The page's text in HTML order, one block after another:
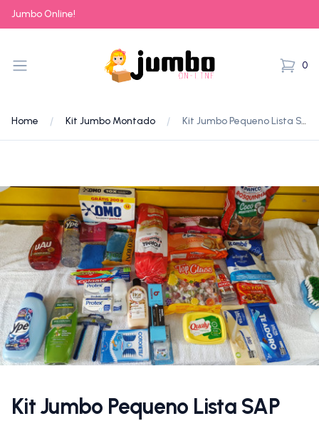
Jumbo Online!
Open menu
JumboOnline
0
ver
Home Kit Jumbo Montado Kit Jumbo Pequeno Lista SAP
Kit Jumbo Pequeno Lista SAP